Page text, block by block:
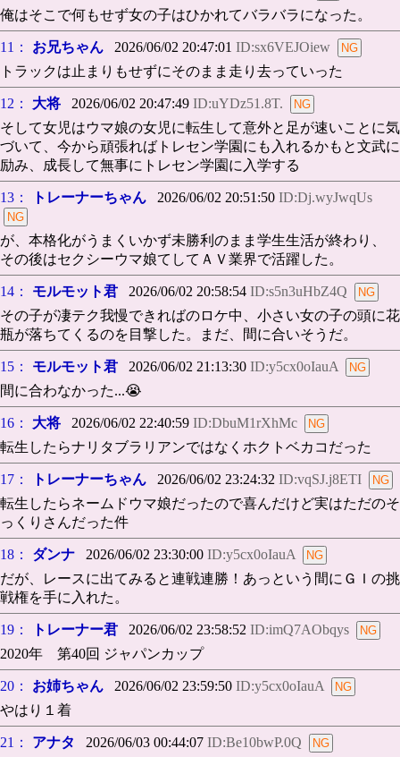
俺はそこで何もせず女の子はひかれてバラバラになった。
11： お兄ちゃん 2026/06/02 20:47:01 ID:sx6VEJOiew
トラックは止まりもせずにそのまま走り去っていった
12： 大将 2026/06/02 20:47:49 ID:uYDz51.8T.
そして女児はウマ娘の女児に転生して意外と足が速いことに気
づいて、今から頑張ればトレセン学園にも入れるかもと文武に
励み、成長して無事にトレセン学園に入学する
13： トレーナーちゃん 2026/06/02 20:51:50 ID:Dj.wyJwqUs
が、本格化がうまくいかず未勝利のまま学生生活が終わり、
その後はセクシーウマ娘てしてＡＶ業界で活躍した。
14： モルモット君 2026/06/02 20:58:54 ID:s5n3uHbZ4Q
その子が凄テク我慢できればのロケ中、小さい女の子の頭に花
瓶が落ちてくるのを目撃した。まだ、間に合いそうだ。
15： モルモット君 2026/06/02 21:13:30 ID:y5cx0oIauA
間に合わなかった...😭
16： 大将 2026/06/02 22:40:59 ID:DbuM1rXhMc
転生したらナリタブラリアンではなくホクトベカコだった
17： トレーナーちゃん 2026/06/02 23:24:32 ID:vqSJ.j8ETI
転生したらネームドウマ娘だったので喜んだけど実はただのそ
っくりさんだった件
18： ダンナ 2026/06/02 23:30:00 ID:y5cx0oIauA
だが、レースに出てみると連戦連勝！あっという間にＧＩの挑
戦権を手に入れた。
19： トレーナー君 2026/06/02 23:58:52 ID:imQ7AObqys
2020年 第40回 ジャパンカップ
20： お姉ちゃん 2026/06/02 23:59:50 ID:y5cx0oIauA
やはり１着
21： アナタ 2026/06/03 00:44:07 ID:Be10bwP.0Q